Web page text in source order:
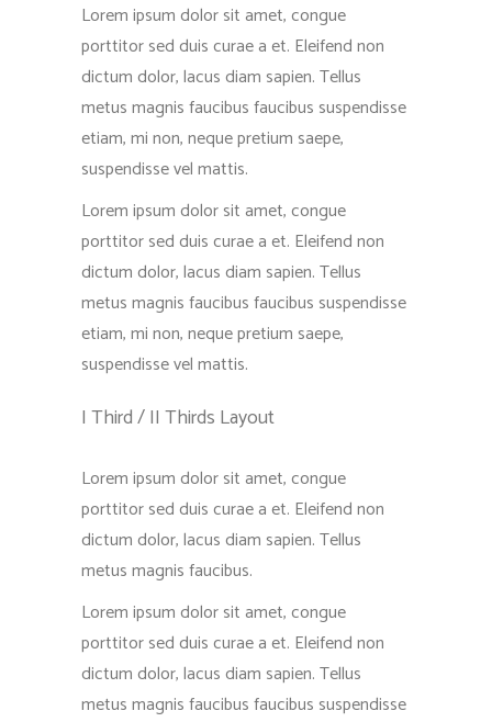
Lorem ipsum dolor sit amet, congue
porttitor sed duis curae a et. Eleifend non
dictum dolor, lacus diam sapien. Tellus
metus magnis faucibus faucibus suspendisse
etiam, mi non, neque pretium saepe,
suspendisse vel mattis.
Lorem ipsum dolor sit amet, congue
porttitor sed duis curae a et. Eleifend non
dictum dolor, lacus diam sapien. Tellus
metus magnis faucibus faucibus suspendisse
etiam, mi non, neque pretium saepe,
suspendisse vel mattis.
I Third / II Thirds Layout
Lorem ipsum dolor sit amet, congue
porttitor sed duis curae a et. Eleifend non
dictum dolor, lacus diam sapien. Tellus
metus magnis faucibus.
Lorem ipsum dolor sit amet, congue
porttitor sed duis curae a et. Eleifend non
dictum dolor, lacus diam sapien. Tellus
metus magnis faucibus faucibus suspendisse